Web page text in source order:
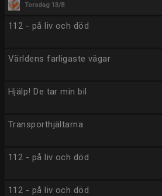
Torsdag 13/8
112 - på liv och död
Världens farligaste vägar
Hjälp! De tar min bil
Transporthjältarna
112 - på liv och död
112 - på liv och död